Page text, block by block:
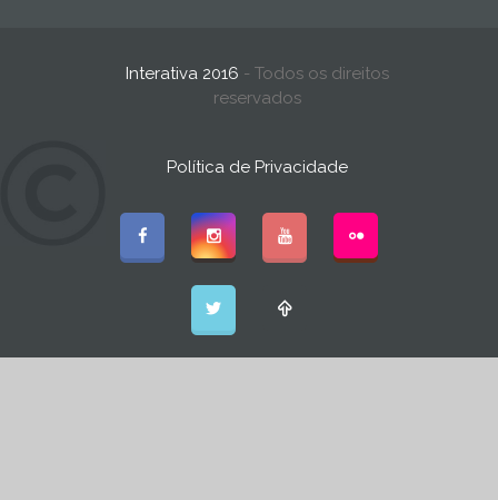
Interativa 2016 - Todos os direitos
reservados
Política de Privacidade